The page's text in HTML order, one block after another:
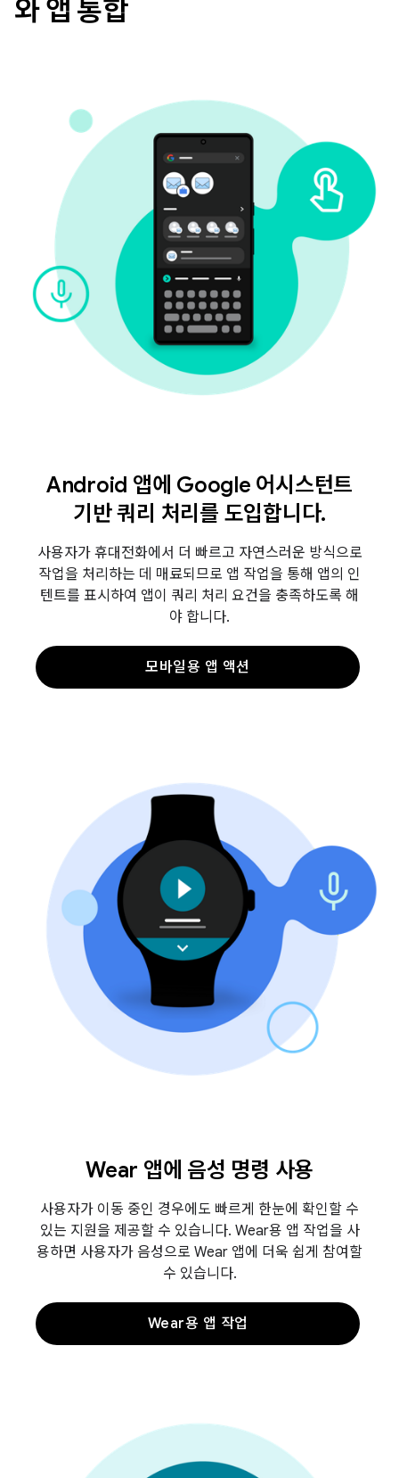
와 앱 통합
Android 앱에 Google 어시스턴트
기반 쿼리 처리를 도입합니다.
사용자가 휴대전화에서 더 빠르고 자연스러운 방식으로
작업을 처리하는 데 매료되므로 앱 작업을 통해 앱의 인
텐트를 표시하여 앱이 쿼리 처리 요건을 충족하도록 해
야 합니다.
모바일용 앱 액션
Wear 앱에 음성 명령 사용
사용자가 이동 중인 경우에도 빠르게 한눈에 확인할 수
있는 지원을 제공할 수 있습니다. Wear용 앱 작업을 사
용하면 사용자가 음성으로 Wear 앱에 더욱 쉽게 참여할
수 있습니다.
Wear용 앱 작업